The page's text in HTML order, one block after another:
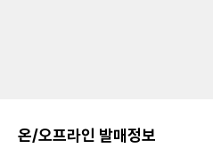
온/오프라인 발매정보